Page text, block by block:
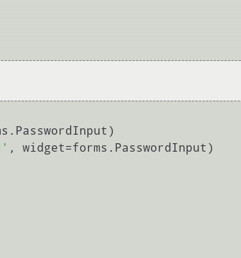
, widget=forms.PasswordInput)